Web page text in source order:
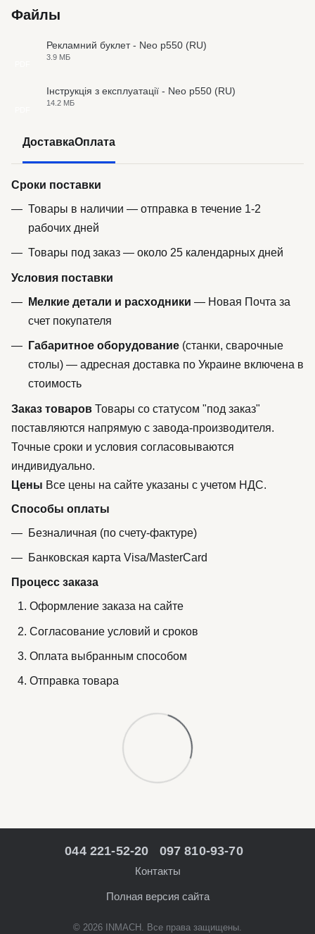
Файлы
Рекламний буклет - Neo p550 (RU)
3.9 МБ
Інструкція з експлуатації - Neo p550 (RU)
14.2 МБ
ДоставкаОплата
Сроки поставки
Товары в наличии — отправка в течение 1-2
рабочих дней
Товары под заказ — около 25 календарных дней
Условия поставки
Мелкие детали и расходники — Новая Почта за
счет покупателя
Габаритное оборудование (станки, сварочные
столы) — адресная доставка по Украине включена в
стоимость
Заказ товаров Товары со статусом "под заказ"
поставляются напрямую с завода-производителя.
Точные сроки и условия согласовываются
индивидуально.
Цены Все цены на сайте указаны с учетом НДС.
Способы оплаты
Безналичная (по счету-фактуре)
Банковская карта Visa/MasterCard
Процесс заказа
Оформление заказа на сайте
Согласование условий и сроков
Оплата выбранным способом
Отправка товара
044 221-52-20 097 810-93-70
Контакты
Полная версия сайта
© 2026 INMACH. Все права защищены.